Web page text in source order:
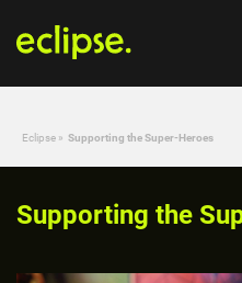
Eclipse » Supporting the Super-Heroes
Supporting the